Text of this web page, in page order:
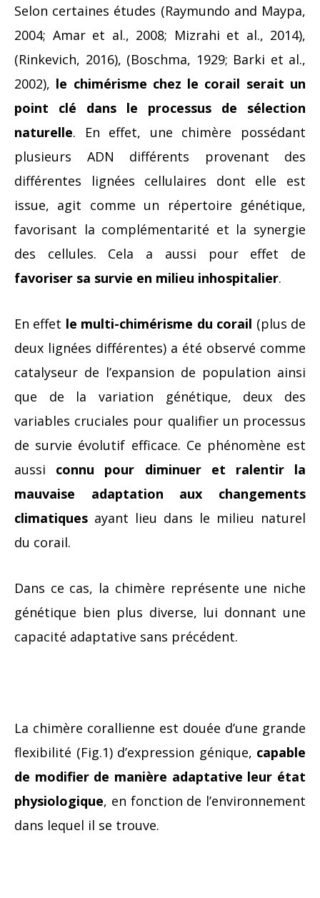
Selon certaines études (Raymundo and Maypa,
2004; Amar et al., 2008; Mizrahi et al., 2014),
(Rinkevich, 2016), (Boschma, 1929; Barki et al.,
2002), le chimérisme chez le corail serait un
point clé dans le processus de sélection
naturelle. En effet, une chimère possédant
plusieurs ADN différents provenant des
différentes lignées cellulaires dont elle est
issue, agit comme un répertoire génétique,
favorisant la complémentarité et la synergie
des cellules. Cela a aussi pour effet de
favoriser sa survie en milieu inhospitalier.
En effet le multi-chimérisme du corail (plus de
deux lignées différentes) a été observé comme
catalyseur de l’expansion de population ainsi
que de la variation génétique, deux des
variables cruciales pour qualifier un processus
de survie évolutif efficace. Ce phénomène est
aussi connu pour diminuer et ralentir la
mauvaise adaptation aux changements
climatiques ayant lieu dans le milieu naturel
du corail.
Dans ce cas, la chimère représente une niche
génétique bien plus diverse, lui donnant une
capacité adaptative sans précédent.
La chimère corallienne est douée d’une grande
flexibilité (Fig.1) d’expression génique, capable
de modifier de manière adaptative leur état
physiologique, en fonction de l’environnement
dans lequel il se trouve.